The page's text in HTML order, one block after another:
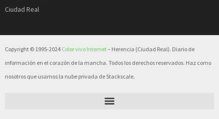
Ciudad Real
Copyright © 1995-2024 Color vivo Internet– Herencia (Ciudad Real). Diario de
información en el corazón de la mancha. Todos los derechos reservados. Haz como
nosotros que usamos la nube privada de Stackscale.